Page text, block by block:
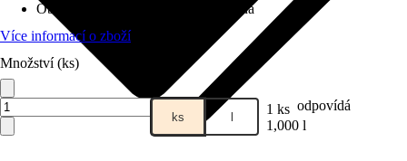
Oblast použití
Exteriér, Interiér, Stěna
Více informací o zboží
Množství (ks)
ks l 1 ks odpovídá
1,000 l